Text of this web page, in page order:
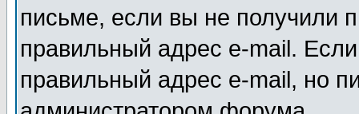
письме, если вы не получили
правильный адрес e-mail.
правильный адрес e-mail, но